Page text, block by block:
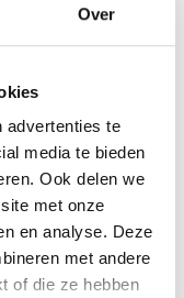
Over
advertenties te
media te bieden
Ook delen we
met onze
en analyse. Deze
met andere
of die ze hebben